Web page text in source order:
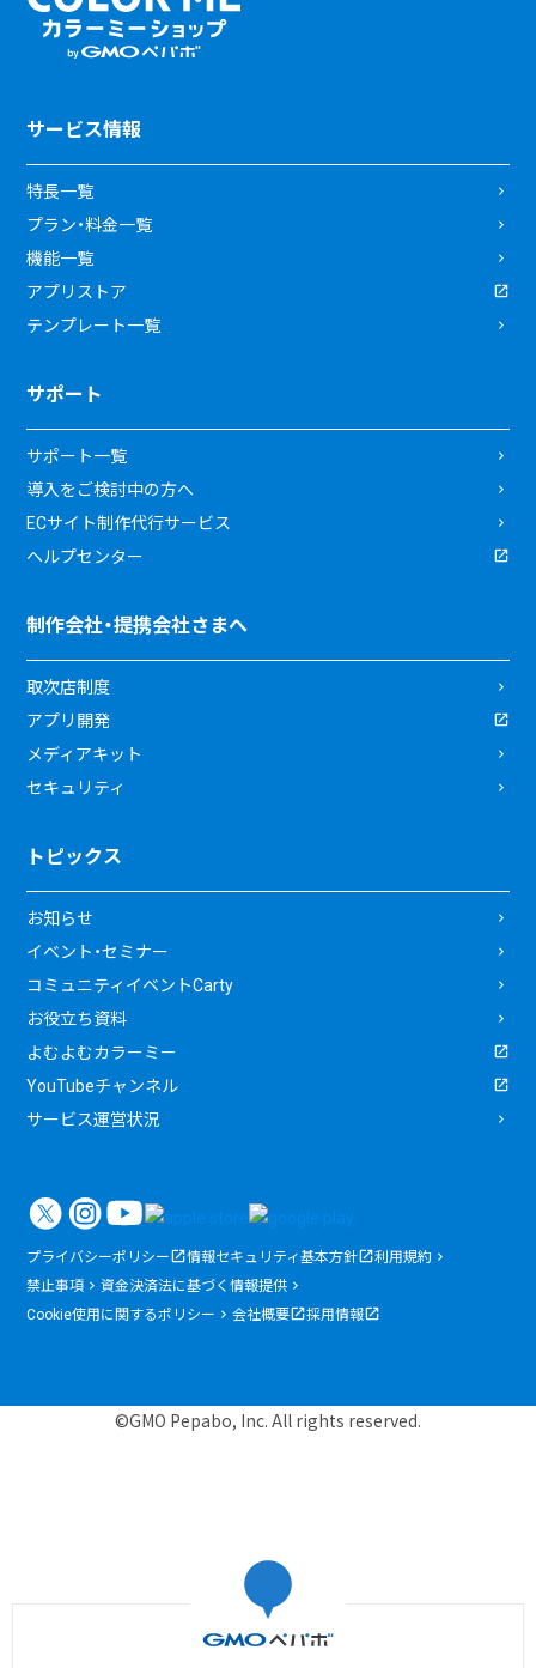
サービス情報
特長一覧
プラン・料金一覧
機能一覧
アプリストア
テンプレート一覧
サポート
サポート一覧
導入をご検討中の方へ
ECサイト制作代行サービス
ヘルプセンター
制作会社・提携会社さまへ
取次店制度
アプリ開発
メディアキット
セキュリティ
トピックス
お知らせ
イベント・セミナー
コミュニティイベントCarty
お役立ち資料
よむよむカラーミー
YouTubeチャンネル
サービス運営状況
プライバシーポリシー 情報セキュリティ基本方針
利用規約
禁止事項
資金決済法に基づく情報提供
Cookie使用に関するポリシー
会社概要 採用情報
©GMO Pepabo, Inc. All rights reserved.